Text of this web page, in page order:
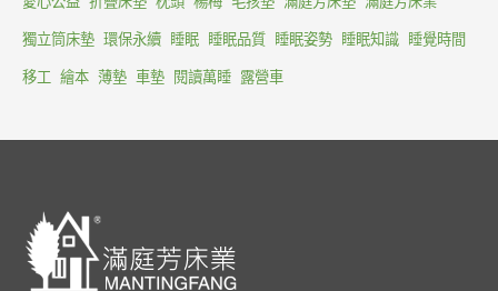
獨立筒床墊 環保永續 睡眠 睡眠品質 睡眠姿勢 睡眠知識 睡覺時間
移工 繪本 薄墊 車墊 閱讀萬睡 露營車